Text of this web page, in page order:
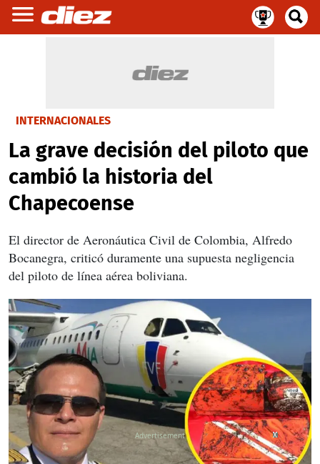
INTERNACIONALES
La grave decisión del piloto que
cambió la historia del
Chapecoense
El director de Aeronáutica Civil de Colombia, Alfredo
Bocanegra, criticó duramente una supuesta negligencia
del piloto de línea aérea boliviana.
X
X
X
X